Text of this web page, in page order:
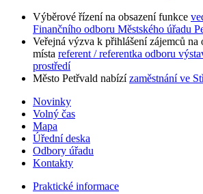
Výběrové řízení na obsazení funkce
Finančního odboru Městského úřadu
Veřejná výzva k přihlášení zájemců na
místa referent / referentka odboru
prostředí
Město Petřvald nabízízaměstnání ve
Novinky
Volný čas
Mapa
Úřední deska
Odbory úřadu
Kontakty
Praktické informace